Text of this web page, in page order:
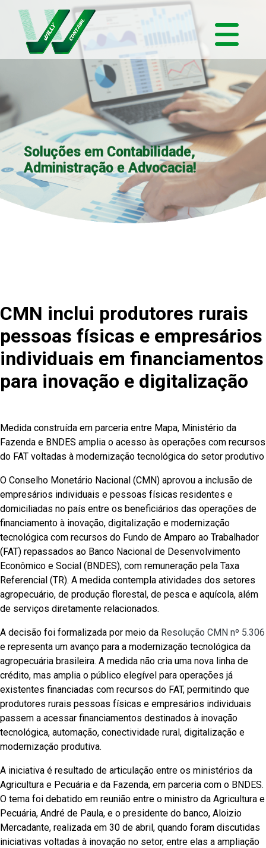
Soluções em Contabilidade,
Administração e Advocacia!
CMN inclui produtores rurais
pessoas físicas e empresários
individuais em financiamentos
para inovação e digitalização
Medida construída em parceria entre Mapa, Ministério da
Fazenda e BNDES amplia o acesso às operações com recursos
do FAT voltadas à modernização tecnológica do setor produtivo
O Conselho Monetário Nacional (CMN) aprovou a inclusão de
empresários individuais e pessoas físicas residentes e
domiciliadas no país entre os beneficiários das operações de
financiamento à inovação, digitalização e modernização
tecnológica com recursos do Fundo de Amparo ao Trabalhador
(FAT) repassados ao Banco Nacional de Desenvolvimento
Econômico e Social (BNDES), com remuneração pela Taxa
Referencial (TR). A medida contempla atividades dos setores
agropecuário, de produção florestal, de pesca e aquícola, além
de serviços diretamente relacionados.
A decisão foi formalizada por meio da Resolução CMN nº 5.306
e representa um avanço para a modernização tecnológica da
agropecuária brasileira. A medida não cria uma nova linha de
crédito, mas amplia o público elegível para operações já
existentes financiadas com recursos do FAT, permitindo que
produtores rurais pessoas físicas e empresários individuais
passem a acessar financiamentos destinados à inovação
tecnológica, automação, conectividade rural, digitalização e
modernização produtiva.
A iniciativa é resultado de articulação entre os ministérios da
Agricultura e Pecuária e da Fazenda, em parceria com o BNDES.
O tema foi debatido em reunião entre o ministro da Agricultura e
Pecuária, André de Paula, e o presidente do banco, Aloizio
Mercadante, realizada em 30 de abril, quando foram discutidas
iniciativas voltadas à inovação no setor, entre elas a ampliação